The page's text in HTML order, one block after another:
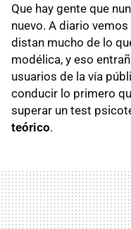
Que hay gente que
nuevo. A diario
distan mucho de lo
modélica, y eso
usuarios de la vía
conducir lo primero
superar un test
teórico.